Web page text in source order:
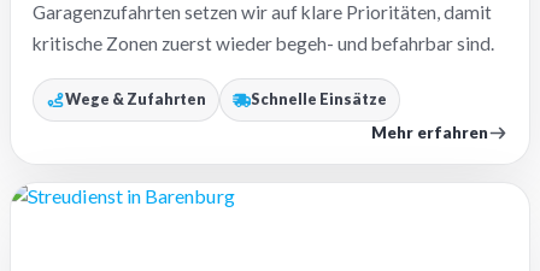
Garagenzufahrten setzen wir auf klare Prioritäten, damit
kritische Zonen zuerst wieder begeh- und befahrbar sind.
Wege & Zufahrten Schnelle Einsätze
Mehr erfahren